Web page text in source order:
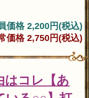
価格 2,200円(税込)
価格 2,750円(税込)
はコレ【あ